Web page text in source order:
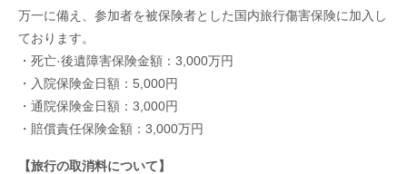
万一に備え、参加者を被保険者とした国内旅行傷害保険に加入し
ております。
・死亡·後遺障害保険金額：3,000万円
・入院保険金日額：5,000円
・通院保険金日額：3,000円
・賠償責任保険金額：3,000万円
【旅行の取消料について】